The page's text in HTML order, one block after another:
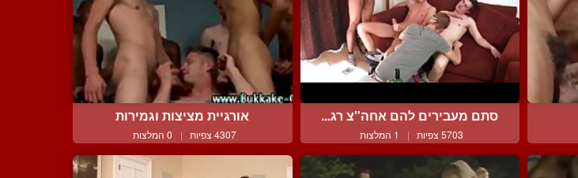
סתם מעבירים להם אחה"צ רג...
5703 צפיות | 1 המלצות
אורגיית מציצות וגמירות
4307 צפיות | 0 המלצות